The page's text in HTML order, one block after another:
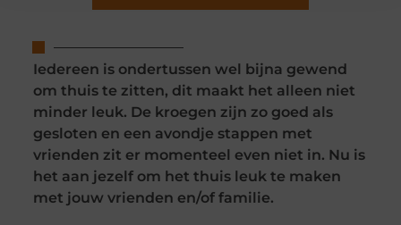
Iedereen is ondertussen wel bijna gewend
om thuis te zitten, dit maakt het alleen niet
minder leuk. De kroegen zijn zo goed als
gesloten en een avondje stappen met
vrienden zit er momenteel even niet in. Nu is
het aan jezelf om het thuis leuk te maken
met jouw vrienden en/of familie.